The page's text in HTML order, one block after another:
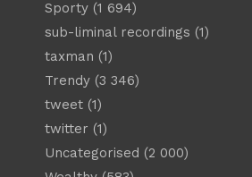
Sporty(1 694)
sub-liminal recordings (1)
taxman (1)
Trendy(3 346)
tweet(1)
twitter (1)
Uncategorised (2 000)